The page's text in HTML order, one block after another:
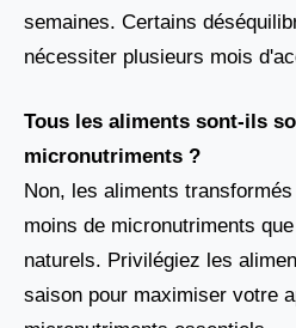
semaines. Certains
nécessiter plusieurs mois
Tous les aliments sont-ils
micronutriments ?
Non, les aliments
moins de micronutriments
naturels. Privilégiez les
saison pour maximiser votre